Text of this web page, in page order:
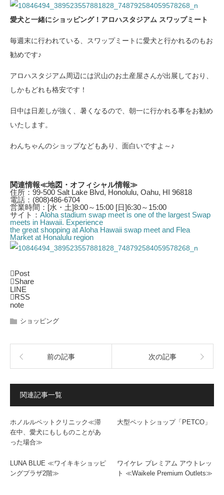
愛犬と一緒にショッピング！アロハスタジアム スワップミート
毎週末に行われている、スワップミートに愛犬と行かれるのもお
勧めです♪
アロハスタジアム周辺には沢山のお土産屋さんが出展しており、
しかもどれも格安です！
日中は日差しが強く、暑くなるので、朝一に行かれる事をお勧め
いたします。
わんちゃんのショップなどもあり、面白いですよ～♪
関連情報≪地図・オフィシャル情報≫
住所：99-500 Salt Lake Blvd, Honolulu, Oahu, HI 96818
電話：(808)486-6704
営業時間：[水・土]8:00～15:00 [日]6:30～15:00
サイト： Aloha stadium swap meet is one of the largest Swap
meets in Hawaii. Experience
the great shopping at Aloha Hawaii swap meet and Flea
Market at Honalulu region
Post
Share
LINE
RSS
note
ショッピング
前の記事 次の記事
関連記事一覧
ホノルルペットクリニック≪滞
在中、愛犬にもしものことがあ
った場合≫
大型ペットショップ「PETCO」
LUNA BLUE ≪ワイキキショッピ
ングプラザ2階≫
ワイケレ プレミアム アウトレッ
ト ≪Waikele Premium Outlets≫